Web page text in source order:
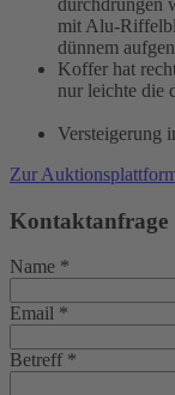
mit Alu-
dünnem
Koffer hat
nur leichte die
Versteigerung
Zur
Kontaktanfrage
Name *
Email *
Betreff *